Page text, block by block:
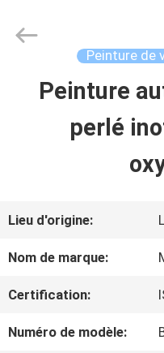
APERÇU
VIDÉOS
DE
Meklon
Peinture de
Peinture
perlé
Lieu d'origine:
Nom de marque:
Certification:
Numéro de modèle: